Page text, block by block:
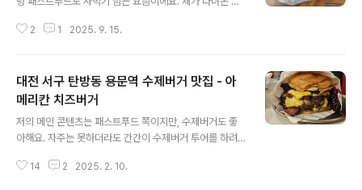
가 있어서 잘못하면 어린이보호구역 딱지 떼이기 좋아요.
벅 COCOBURG 은 대전 탄방동에 위치하고 있어요. 탄방
입니다. 영업시간은 오전 11시부터 오후 8시까지입니다.
정기 휴무일은 없는 거 같아요. 입구에 '리얼 치즈버거 대전
상륙' 이라고 붙어있는데, 여기 사장님이 서울에 있는 유명
한 수제버거집 중 하나인 '벅벅'에서 배우고 오셨다는 카더
라가 있더라구요. 코코벅 메뉴. 코코벅, 코코더블, 코코가
든, 코코해쉬, 이렇게 딱 4가지 버거로 메뉴는 단촐한 편이
2 1 2025. 9. 15.
대전 서구 탄방동 용문역 수제버거 맛집 - 아
메리칸 치즈버거
저의 메인 콘텐츠는 패스트푸드 쪽이지만, 수제버거도 좋
아해요. 자주는 못하더라도 간간이 수제버거 투어를 하려
거 집 중 하나인 아메리칸 치즈버거를 다녀왔습니다. 아메
14 2 2025. 2. 10.